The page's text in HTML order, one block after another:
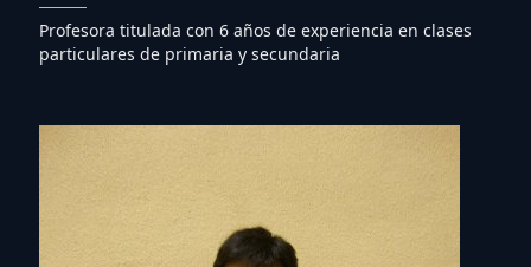
Profesora titulada con 6 años de experiencia en clases
particulares de primaria y secundaria